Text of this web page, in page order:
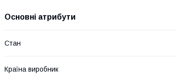
Основні атрибути
Стан
Країна виробник